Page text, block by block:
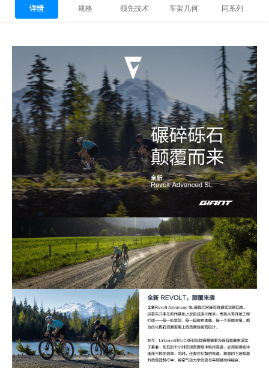
详情 规格 领先技术 车架几何 同系列